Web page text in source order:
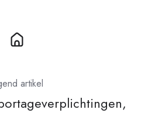
artikel